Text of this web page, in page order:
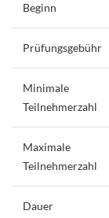
Beginn
Prüfungsgebühr
Minimale
Teilnehmerzahl
Maximale
Teilnehmerzahl
Dauer